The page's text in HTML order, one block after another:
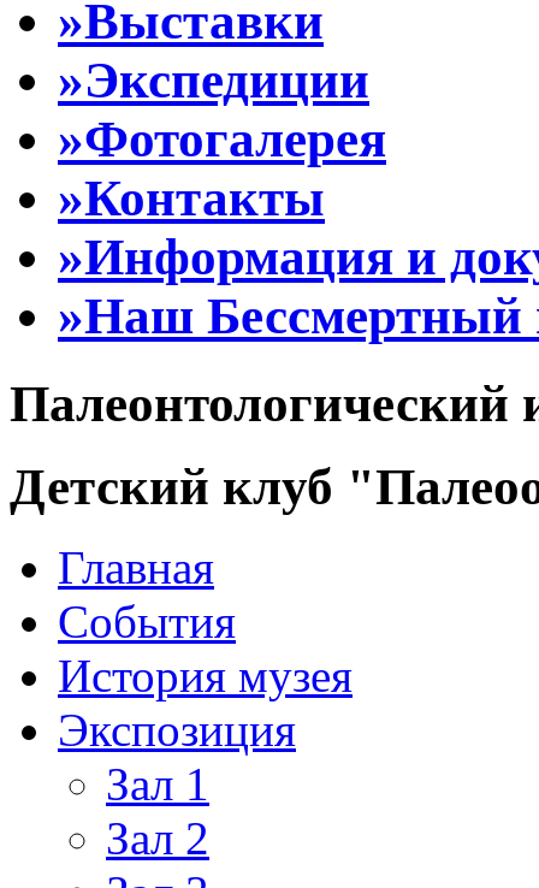
»Выставки
»Экспедиции
»Фотогалерея
»Контакты
»Информация и
»Наш Бессмертный
Палеонтологический
Детский клуб
Главная
События
История музея
Экспозиция
Зал 1
Зал 2